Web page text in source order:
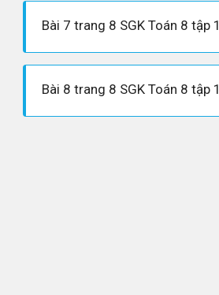
Bài 7 trang 8 SGK Toán 8 tập 1
Bài 8 trang 8 SGK Toán 8 tập 1